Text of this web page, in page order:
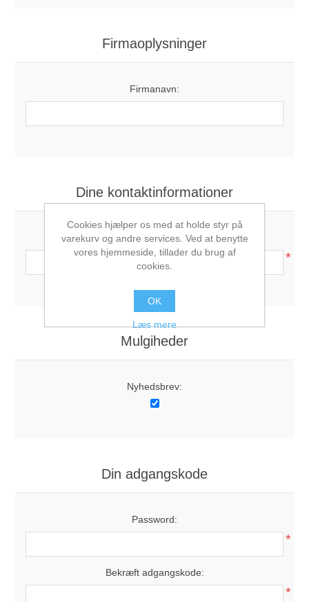
Firmaoplysninger
Firmanavn:
Dine kontaktinformationer
Telefon:
*
Mulgiheder
Nyhedsbrev:
Din adgangskode
Password:
*
Bekræft adgangskode:
*
Cookies hjælper os med at holde styr på
varekurv og andre services. Ved at benytte
vores hjemmeside, tillader du brug af
cookies.
OK
Læs mere